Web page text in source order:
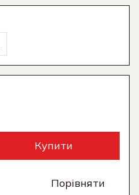
Купити
Порівняти